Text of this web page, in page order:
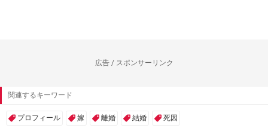
広告 / スポンサーリンク
関連するキーワード
プロフィール 嫁 離婚 結婚 死因